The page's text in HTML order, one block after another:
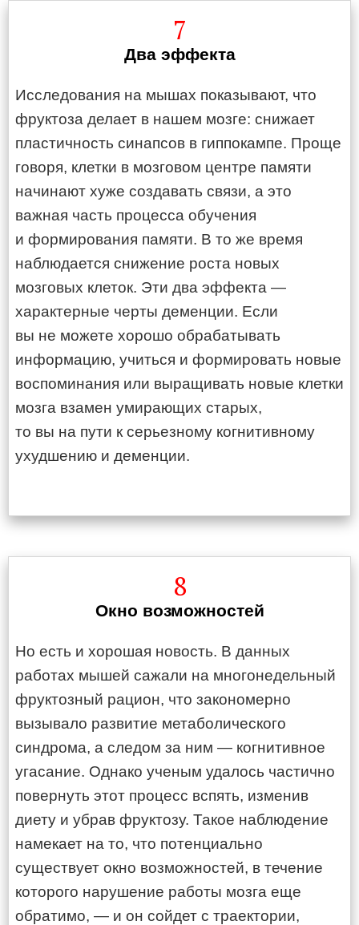
7
Два эффекта
Исследования на мышах показывают, что
фруктоза делает в нашем мозге: снижает
пластичность синапсов в гиппокампе. Проще
говоря, клетки в мозговом центре памяти
начинают хуже создавать связи, а это
важная часть процесса обучения
и формирования памяти. В то же время
наблюдается снижение роста новых
мозговых клеток. Эти два эффекта —
характерные черты деменции. Если
вы не можете хорошо обрабатывать
информацию, учиться и формировать новые
воспоминания или выращивать новые клетки
мозга взамен умирающих старых,
то вы на пути к серьезному когнитивному
ухудшению и деменции.
8
Окно возможностей
Но есть и хорошая новость. В данных
работах мышей сажали на многонедельный
фруктозный рацион, что закономерно
вызывало развитие метаболического
синдрома, а следом за ним — когнитивное
угасание. Однако ученым удалось частично
повернуть этот процесс вспять, изменив
диету и убрав фруктозу. Такое наблюдение
намекает на то, что потенциально
существует окно возможностей, в течение
которого нарушение работы мозга еще
обратимо, — и он сойдет с траектории,